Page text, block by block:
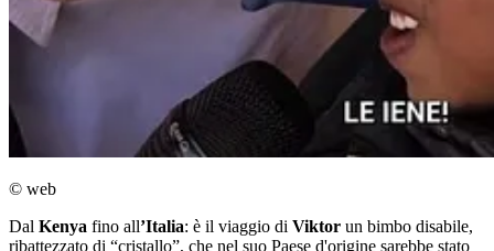
© web
Dal Kenya fino all’Italia: è il viaggio di Viktor un bimbo disabile,
ribattezzato di “cristallo”, che nel suo Paese d'origine sarebbe stato